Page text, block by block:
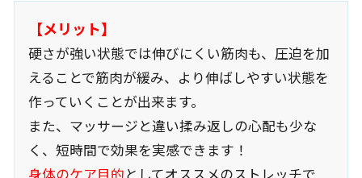
【メリット】
硬さが強い状態では伸びにくい筋肉も、圧迫を加
えることで筋肉が緩み、より伸ばしやすい状態を
作っていくことが出来ます。
また、マッサージと違い揉み返しの心配も少な
く、短時間で効果を実感できます！
身体のケア目的としてオススメのストレッチで